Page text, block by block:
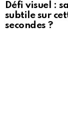
Défi visuel :
subtile sur
secondes ?